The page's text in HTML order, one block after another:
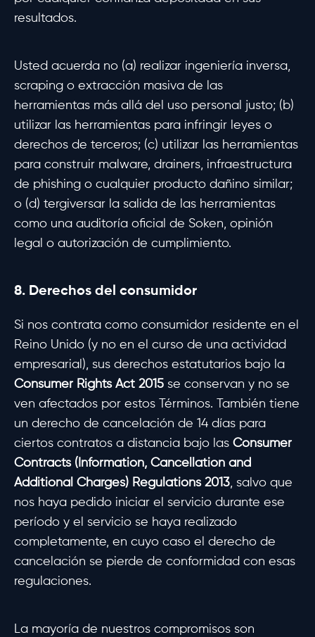
resultados.
Usted acuerda no (a) realizar ingeniería inversa,
scraping o extracción masiva de las
herramientas más allá del uso personal justo; (b)
utilizar las herramientas para infringir leyes o
derechos de terceros; (c) utilizar las herramientas
para construir malware, drainers, infraestructura
de phishing o cualquier producto dañino similar;
o (d) tergiversar la salida de las herramientas
como una auditoría oficial de Soken, opinión
legal o autorización de cumplimiento.
8. Derechos del consumidor
Si nos contrata como consumidor residente en el
Reino Unido (y no en el curso de una actividad
empresarial), sus derechos estatutarios bajo la
Consumer Rights Act 2015 se conservan y no se
ven afectados por estos Términos. También tiene
un derecho de cancelación de 14 días para
ciertos contratos a distancia bajo las Consumer
Contracts (Information, Cancellation and
Additional Charges) Regulations 2013, salvo que
nos haya pedido iniciar el servicio durante ese
período y el servicio se haya realizado
completamente, en cuyo caso el derecho de
cancelación se pierde de conformidad con esas
regulaciones.
La mayoría de nuestros compromisos son